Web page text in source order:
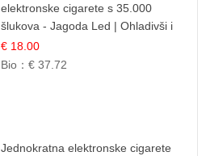
elektronske cigarete s 35.000
šlukova - Jagoda Led | Ohladivši i
Osježavajući Okus
€ 18.00
Bio：€ 37.72
Jednokratna elektronske cigarete